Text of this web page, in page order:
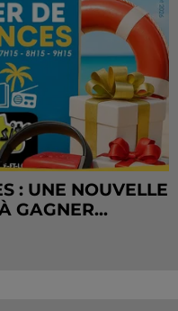
: UNE NOUVELLE
GAGNER...